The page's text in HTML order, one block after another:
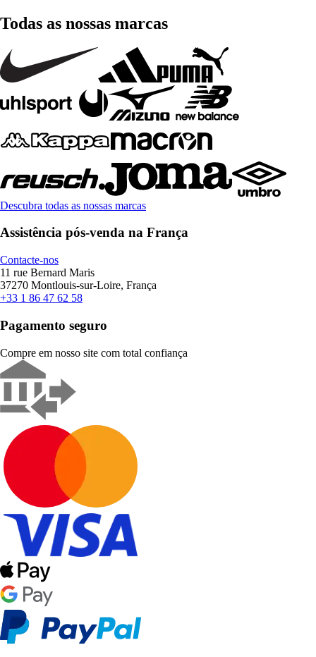
Todas as nossas marcas
Descubra todas as nossas marcas
Assistência pós-venda na França
Contacte-nos
11 rue Bernard Maris
37270 Montlouis-sur-Loire, França
+33 1 86 47 62 58
Pagamento seguro
Compre em nosso site com total confiança